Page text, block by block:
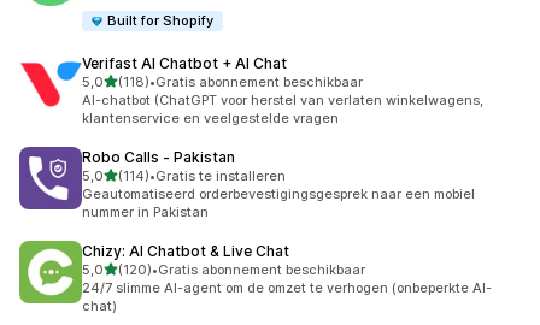
Built for Shopify
Verifast AI Chatbot + AI Chat
5,0van 5 sterren
(118)
118 recensies in totaal
•Gratis abonnement beschikbaar
AI-chatbot (ChatGPT voor herstel van verlaten winkelwagens,
klantenservice en veelgestelde vragen
Robo Calls ‑ Pakistan
5,0van 5 sterren
(114)
114 recensies in totaal
•Gratis te installeren
Geautomatiseerd orderbevestigingsgesprek naar een mobiel
nummer in Pakistan
Chizy: AI Chatbot & Live Chat
5,0van 5 sterren
(120)
120 recensies in totaal
•Gratis abonnement beschikbaar
24/7 slimme AI-agent om de omzet te verhogen (onbeperkte AI-
chat)